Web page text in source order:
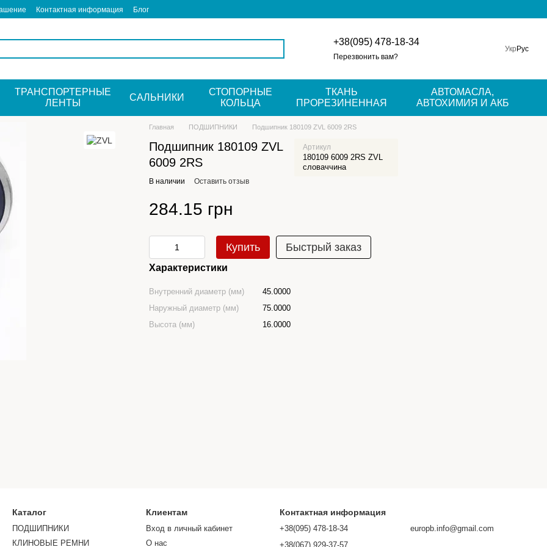
Контактная информация Блог
+38(095) 478-18-34
Перезвонить вам?
Укр Рус
ТРАНСПОРТЕРНЫЕ
ЛЕНТЫ
САЛЬНИКИ
СТОПОРНЫЕ
КОЛЬЦА
ТКАНЬ
ПРОРЕЗИНЕННАЯ
АВТОМАСЛА,
АВТОХИМИЯ И АКБ
Главная ПОДШИПНИКИ Подшипник 180109 ZVL 6009 2RS
Подшипник 180109 ZVL
6009 2RS
Артикул
180109 6009 2RS ZVL
словаччина
В наличии Оставить отзыв
284.15 грн
Купить Быстрый заказ
Характеристики
Внутренний диаметр (мм)
45.0000
Наружный диаметр (мм)
75.0000
Высота (мм)
16.0000
Каталог
ПОДШИПНИКИ
КЛИНОВЫЕ РЕМНИ
Клиентам
Вход в личный кабинет
О нас
Контактная информация
+38(095) 478-18-34
+38(067) 929-37-57
europb.info@gmail.com